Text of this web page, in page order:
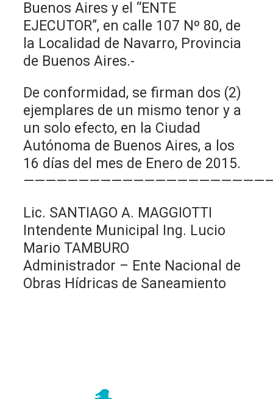
Buenos Aires y el “ENTE
EJECUTOR”, en calle 107 Nº 80, de
la Localidad de Navarro, Provincia
de Buenos Aires.-
De conformidad, se firman dos (2)
ejemplares de un mismo tenor y a
un solo efecto, en la Ciudad
Autónoma de Buenos Aires, a los
16 días del mes de Enero de 2015.
Lic. SANTIAGO A. MAGGIOTTI
Intendente Municipal Ing. Lucio
Mario TAMBURO
Administrador – Ente Nacional de
Obras Hídricas de Saneamiento